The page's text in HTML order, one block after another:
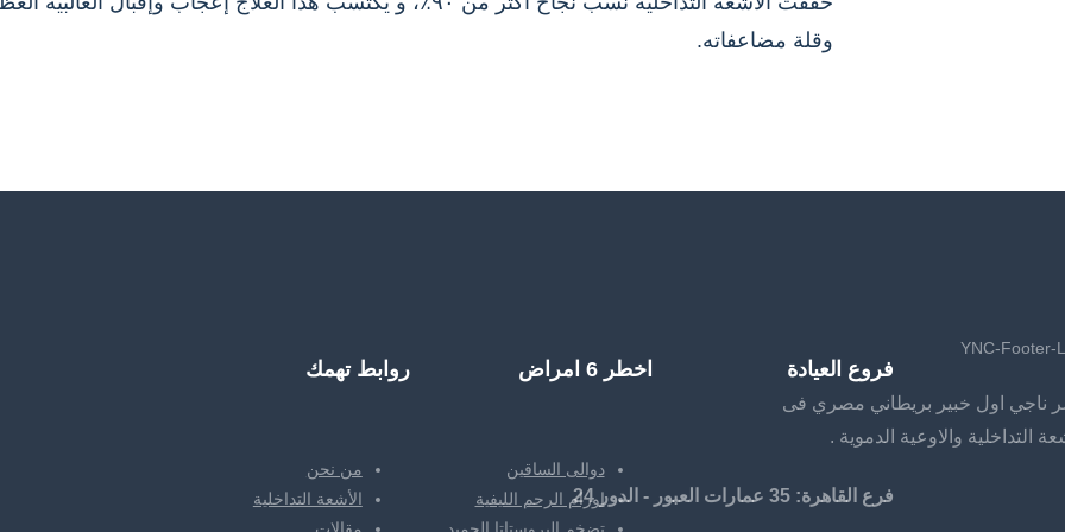
وقلة مضاعفاته.
ناجي اول خبير بريطاني مصري فى
التداخلية والاوعية الدموية .
فروع العيادة
فرع القاهرة: 35 عمارات العبور - الدور 24
اخطر 6 امراض
دوالى الساقين
اورام الرحم الليفية
روابط تهمك
من نحن
الأشعة التداخلية